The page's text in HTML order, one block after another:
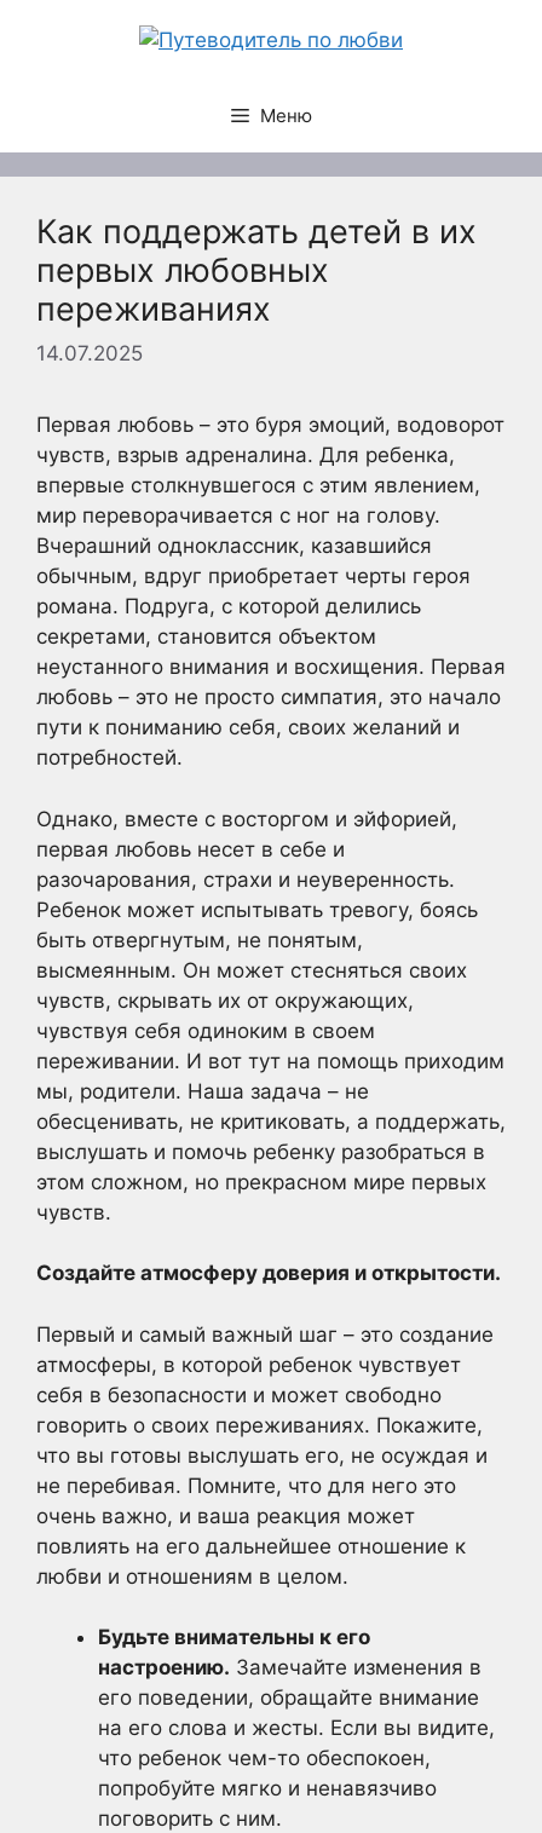
Меню
Как поддержать детей в их
первых любовных
переживаниях
14.07.2025
Первая любовь – это буря эмоций, водоворот
чувств, взрыв адреналина. Для ребенка,
впервые столкнувшегося с этим явлением,
мир переворачивается с ног на голову.
Вчерашний одноклассник, казавшийся
обычным, вдруг приобретает черты героя
романа. Подруга, с которой делились
секретами, становится объектом
неустанного внимания и восхищения. Первая
любовь – это не просто симпатия, это начало
пути к пониманию себя, своих желаний и
потребностей.
Однако, вместе с восторгом и эйфорией,
первая любовь несет в себе и
разочарования, страхи и неуверенность.
Ребенок может испытывать тревогу, боясь
быть отвергнутым, не понятым,
высмеянным. Он может стесняться своих
чувств, скрывать их от окружающих,
чувствуя себя одиноким в своем
переживании. И вот тут на помощь приходим
мы, родители. Наша задача – не
обесценивать, не критиковать, а поддержать,
выслушать и помочь ребенку разобраться в
этом сложном, но прекрасном мире первых
чувств.
Создайте атмосферу доверия и открытости.
Первый и самый важный шаг – это создание
атмосферы, в которой ребенок чувствует
себя в безопасности и может свободно
говорить о своих переживаниях. Покажите,
что вы готовы выслушать его, не осуждая и
не перебивая. Помните, что для него это
очень важно, и ваша реакция может
повлиять на его дальнейшее отношение к
любви и отношениям в целом.
Будьте внимательны к его
настроению. Замечайте изменения в
его поведении, обращайте внимание
на его слова и жесты. Если вы видите,
что ребенок чем-то обеспокоен,
попробуйте мягко и ненавязчиво
поговорить с ним.